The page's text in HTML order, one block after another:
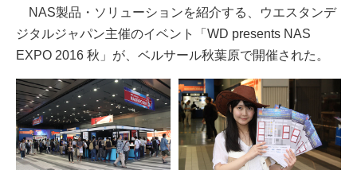
NAS製品・ソリューションを紹介する、ウエスタンデ
ジタルジャパン主催のイベント「WD presents NAS
EXPO 2016 秋」が、ベルサール秋葉原で開催された。